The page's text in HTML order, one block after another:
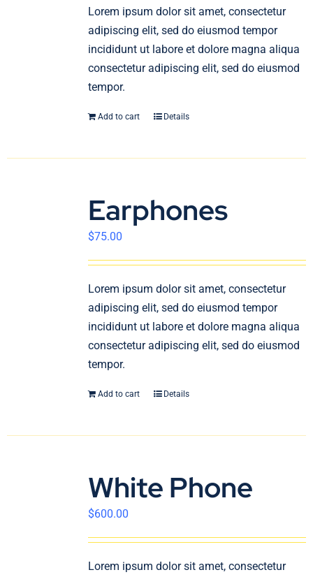
Lorem ipsum dolor sit amet, consectetur
adipiscing elit, sed do eiusmod tempor
incididunt ut labore et dolore magna aliqua
consectetur adipiscing elit, sed do eiusmod
tempor.
Add to cart Details
Earphones
$75.00
Lorem ipsum dolor sit amet, consectetur
adipiscing elit, sed do eiusmod tempor
incididunt ut labore et dolore magna aliqua
consectetur adipiscing elit, sed do eiusmod
tempor.
Add to cart Details
White Phone
$600.00
Lorem ipsum dolor sit amet, consectetur